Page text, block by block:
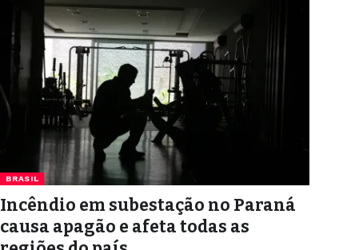
BRASIL
Incêndio em subestação no Paraná
causa apagão e afeta todas as